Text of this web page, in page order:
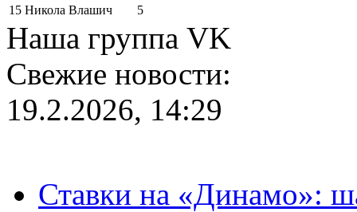
15 Никола Влашич 5
Наша группа VK
Свежие новости:
19.2.2026, 14:29
Ставки на «Динамо»: